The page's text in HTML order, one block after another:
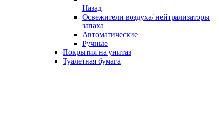
Назад
Освежители воздуха/ нейтрализаторы
запаха
Автоматические
Ручные
Покрытия на унитаз
Туалетная бумага